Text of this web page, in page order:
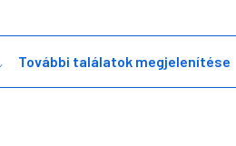
További találatok megjelenítése